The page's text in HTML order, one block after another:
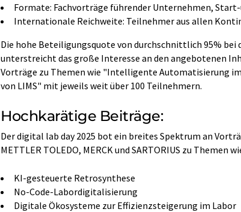
Formate: Fachvorträge führender Unternehmen,
Internationale Reichweite: Teilnehmer aus allen
Die hohe Beteiligungsquote von durchschnittlich 95% bei
unterstreicht das große Interesse an den angebotenen
Vorträge zu Themen wie "Intelligente Automatisierung
von LIMS" mit jeweils weit über 100 Teilnehmern.
Hochkarätige Beiträge:
Der digital lab day 2025 bot ein breites Spektrum an
METTLER TOLEDO, MERCK und SARTORIUS zu Themen
KI-gesteuerte Retrosynthese
No-Code-Labordigitalisierung
Digitale Ökosysteme zur Effizienzsteigerung im Labor